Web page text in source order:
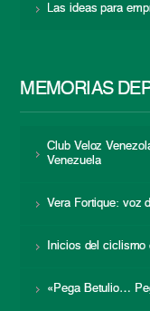
Las ideas para
MEMORIAS
Club Veloz
Venezuela
Vera Fortique: voz
Inicios del ciclismo
«Pega Betulio…